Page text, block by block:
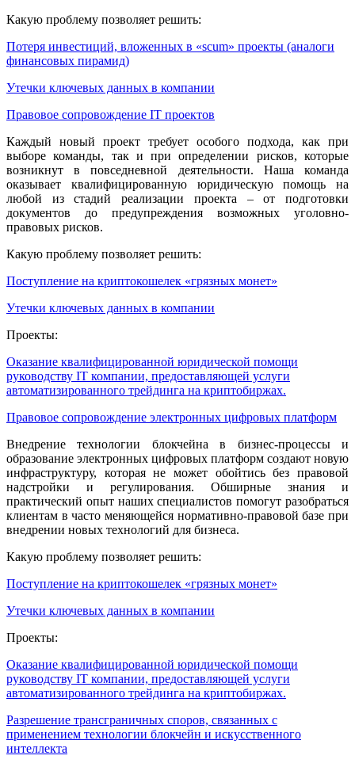
Какую проблему позволяет решить:
Потеря инвестиций, вложенных в «scum» проекты (аналоги
финансовых пирамид)
Утечки ключевых данных в компании
Правовое сопровождение IT проектов
Каждый новый проект требует особого подхода, как при
выборе команды, так и при определении рисков, которые
возникнут в повседневной деятельности. Наша команда
оказывает квалифицированную юридическую помощь на
любой из стадий реализации проекта – от подготовки
документов до предупреждения возможных уголовно-
правовых рисков.
Какую проблему позволяет решить:
Поступление на криптокошелек «грязных монет»
Утечки ключевых данных в компании
Проекты:
Оказание квалифицированной юридической помощи
руководству IT компании, предоставляющей услуги
автоматизированного трейдинга на криптобиржах.
Правовое сопровождение электронных цифровых платформ
Внедрение технологии блокчейна в бизнес-процессы и
образование электронных цифровых платформ создают новую
инфраструктуру, которая не может обойтись без правовой
надстройки и регулирования. Обширные знания и
практический опыт наших специалистов помогут разобраться
клиентам в часто меняющейся нормативно-правовой базе при
внедрении новых технологий для бизнеса.
Какую проблему позволяет решить:
Поступление на криптокошелек «грязных монет»
Утечки ключевых данных в компании
Проекты:
Оказание квалифицированной юридической помощи
руководству IT компании, предоставляющей услуги
автоматизированного трейдинга на криптобиржах.
Разрешение трансграничных споров, связанных с
применением технологии блокчейн и искусственного
интеллекта